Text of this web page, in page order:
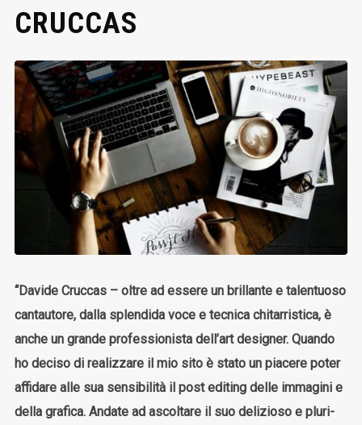
CRUCCAS
“Davide Cruccas – oltre ad essere un brillante e talentuoso
cantautore, dalla splendida voce e tecnica chitarristica, è
anche un grande professionista dell’art designer. Quando
ho deciso di realizzare il mio sito è stato un piacere poter
affidare alle sua sensibilità il post editing delle immagini e
della grafica. Andate ad ascoltare il suo delizioso e pluri-